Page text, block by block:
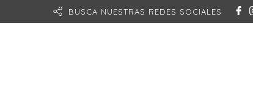
BUSCA NUESTRAS REDES SOCIALES